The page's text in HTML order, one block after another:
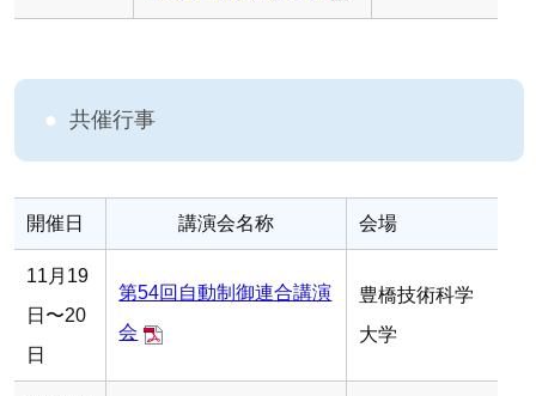
共催行事
開催日 講演会名称 会場
11月19
日〜20
日
第54回自動制御連合講演
会
豊橋技術科学
大学